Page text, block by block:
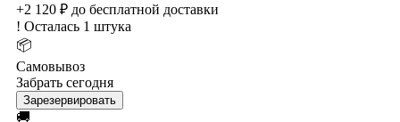
+2 120 ₽ до бесплатной доставки
! Осталась 1 штука
📦
Самовывоз
Забрать сегодня
Зарезервировать
🚚